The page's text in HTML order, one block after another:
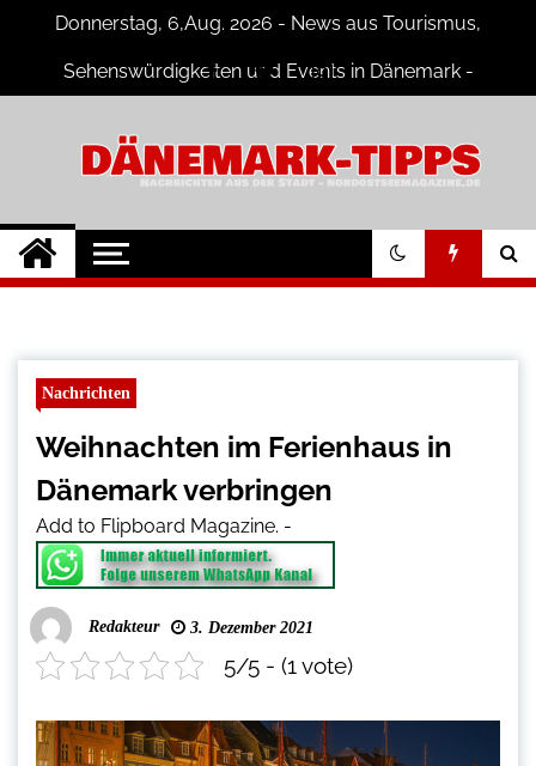
content
Donnerstag, 6,Aug. 2026 - News aus Tourismus,
Sehenswürdigkeiten und Events in Dänemark -
Dänemark Tipps
Neuigkeiten und Nachrichten in
Dänemark
Nachrichten
Weihnachten im Ferienhaus in
Dänemark verbringen
Add to Flipboard Magazine. -
Redakteur 3. Dezember 2021
5/5 - (1 vote)